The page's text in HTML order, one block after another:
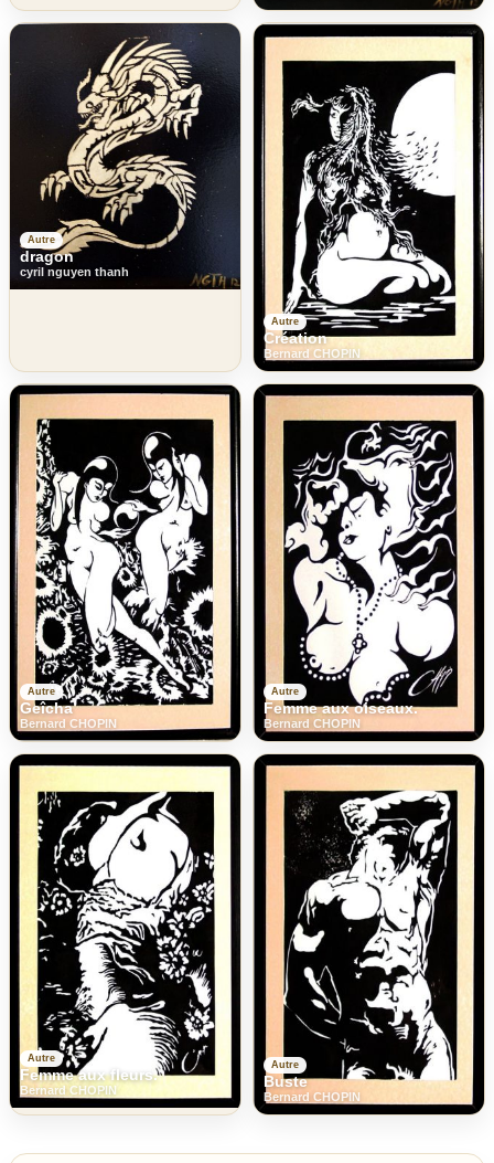
Autre
dragon
cyril nguyen thanh
Autre
Création
Bernard CHOPIN
Autre
Geîcha
Bernard CHOPIN
Autre
Femme aux oiseaux.
Bernard CHOPIN
Autre
Femme aux fleurs.
Bernard CHOPIN
Autre
Buste
Bernard CHOPIN